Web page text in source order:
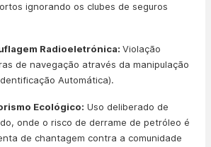
ignorando os clubes de seguros
Radioeletrónica: Violação
de navegação através da manipulação
Automática).
Ecológico: Uso deliberado de
onde o risco de derrame de petróleo é
de chantagem contra a comunidade